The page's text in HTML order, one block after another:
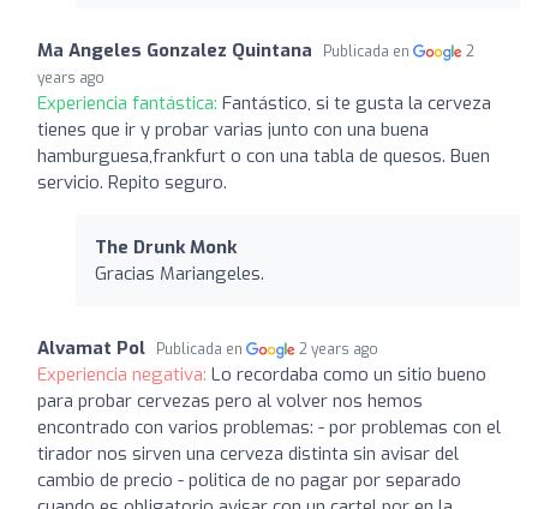
Ma Angeles Gonzalez Quintana Publicada en
2
years ago
Experiencia fantástica: Fantástico, si te gusta la cerveza
tienes que ir y probar varias junto con una buena
hamburguesa,frankfurt o con una tabla de quesos. Buen
servicio. Repito seguro.
The Drunk Monk
Gracias Mariangeles.
Alvamat Pol Publicada en 2 years ago
Experiencia negativa: Lo recordaba como un sitio bueno
para probar cervezas pero al volver nos hemos
encontrado con varios problemas: - por problemas con el
tirador nos sirven una cerveza distinta sin avisar del
cambio de precio - politica de no pagar por separado